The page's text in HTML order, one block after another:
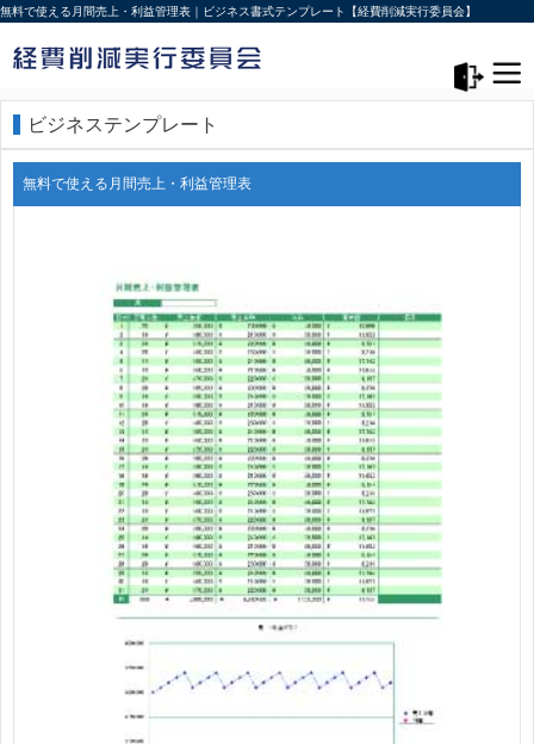
無料で使える月間売上・利益管理表｜ビジネス書式テンプレート【経費削減実行委員会】
ビジネステンプレート
無料で使える月間売上・利益管理表